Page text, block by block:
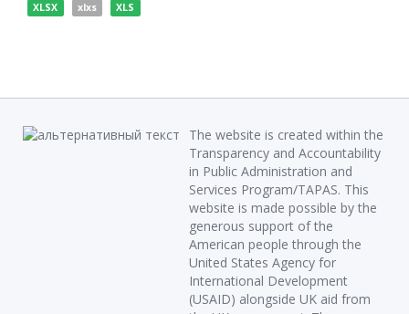
XLSX xlxs XLS
The website is created within the
Transparency and Accountability
in Public Administration and
Services Program/TAPAS. This
website is made possible by the
generous support of the
American people through the
United States Agency for
International Development
(USAID) alongside UK aid from